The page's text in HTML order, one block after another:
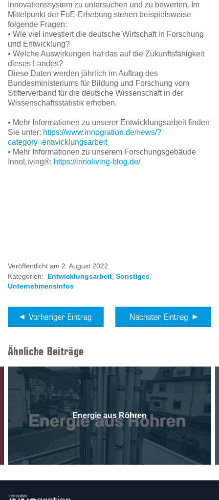
Innovationssystem zu untersuchen und zu bewerten. Im
Mittelpunkt der FuE-Erhebung stehen beispielsweise
folgende Fragen:
• Wie viel investiert die deutsche Wirtschaft in Forschung
und Entwicklung?
• Welche Auswirkungen hat das auf die Zukunftsfähigkeit
dieses Landes?
Diese Daten werden jährlich im Auftrag des
Bundesministeriums für Bildung und Forschung vom
Stifterverband für die deutsche Wissenschaft in der
Wissenschaftsstatistik erhoben.
• Mehr Informationen zu unserer Entwicklungsarbeit finden
Sie unter: https://www.innogration.de/news/?
category=entwicklungsarbeit
• Mehr Informationen zu unserem Forschungsgebäude
InnoLiving®: https://innoliving-blog.de/
Veröffentlicht am 2. August 2022
Kategorien:
Entwicklungsarbeit, Sonstiges,
Unternehmensinfos
Vorheriger Eintrag Nächster Eintrag
Ähnliche Beiträge
Energie aus Röhren